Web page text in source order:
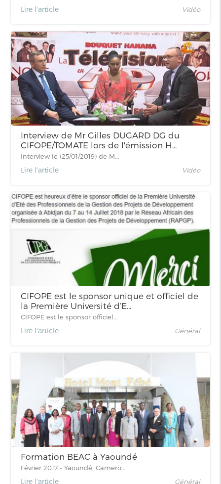
Lire l'article Vidéo
Interview de Mr Gilles DUGARD DG du
CIFOPE/TOMATE lors de l'émission H...
Interview le (25/01/2019) de M...
Lire l'article Vidéo
CIFOPE est le sponsor unique et officiel de
la Première Université d’E...
CIFOPE est le sponsor officiel...
Lire l'article Général
Formation BEAC à Yaoundé
Février 2017 - Yaoundé, Camero...
Lire l'article Général